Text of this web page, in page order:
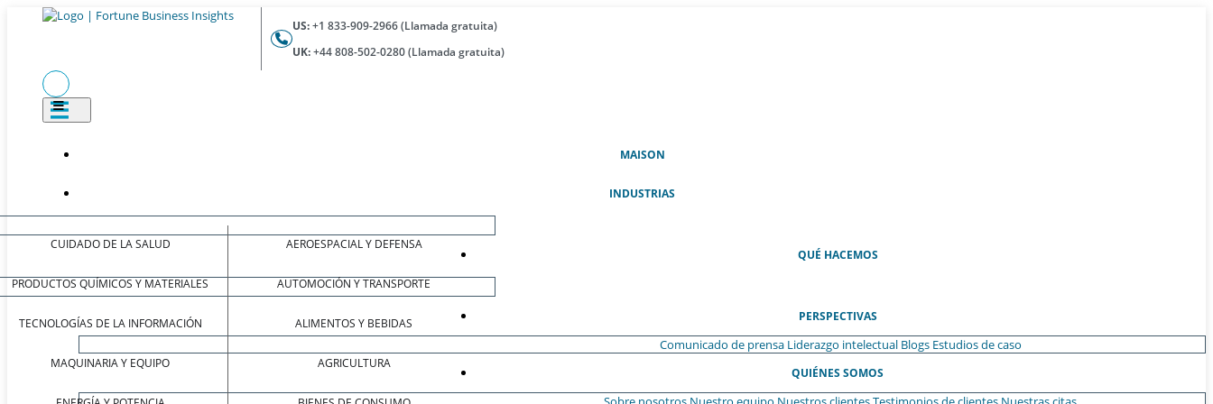
US:+1 833-909-2966 (Llamada gratuita)
UK:+44 808-502-0280 (Llamada gratuita)
MAISON(ACTUAL)
INDUSTRIAS
CUIDADO DE LA SALUD
PRODUCTOS QUÍMICOS Y MATERIALES
TECNOLOGÍAS DE LA INFORMACIÓN
MAQUINARIA Y EQUIPO
AEROESPACIAL Y DEFENSA
AUTOMOCIÓN Y TRANSPORTE
ALIMENTOS Y BEBIDAS
AGRICULTURA
QUÉ HACEMOS
PERSPECTIVAS
Comunicado de prensa Liderazgo intelectual Blogs Estudios de caso
QUIÉNES SOMOS